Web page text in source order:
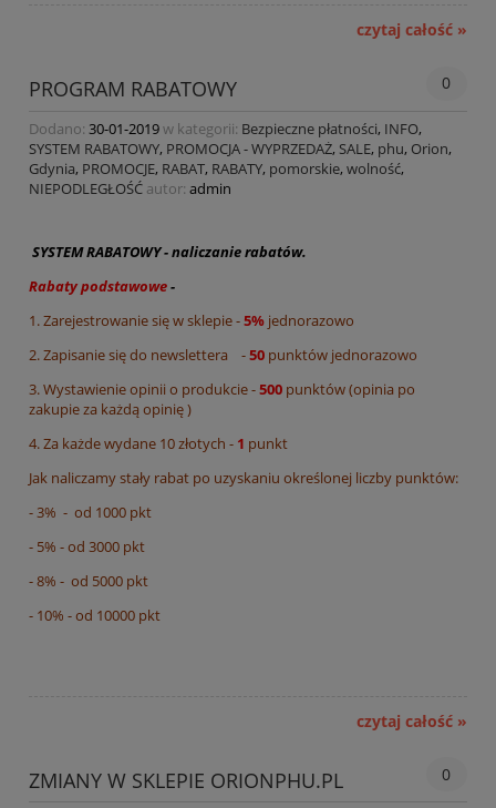
czytaj całość »
PROGRAM RABATOWY 0
Dodano: 30-01-2019w kategorii: Bezpieczne płatności, INFO,
SYSTEM RABATOWY, PROMOCJA - WYPRZEDAŻ, SALE, phu, Orion,
Gdynia, PROMOCJE, RABAT, RABATY, pomorskie, wolność,
NIEPODLEGŁOŚĆ autor: admin
SYSTEM RABATOWY - naliczanie rabatów.
Rabaty podstawowe-
1. Zarejestrowanie się w sklepie -5% jednorazowo
2. Zapisanie się do newslettera -50 punktów jednorazowo
3. Wystawienie opinii o produkcie -500 punktów (opinia po
zakupie za każdą opinię )
4. Za każde wydane 10 złotych - 1 punkt
Jak naliczamy stały rabat po uzyskaniu określonej liczby punktów:
- 3% - od 1000 pkt
- 5% - od 3000 pkt
- 8% - od 5000 pkt
- 10% - od 10000 pkt
czytaj całość »
ZMIANY W SKLEPIE ORIONPHU.PL 0